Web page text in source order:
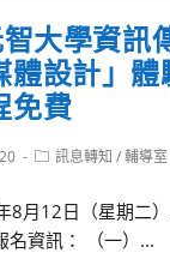
大學資訊
設計」體
免費
Post訊息轉知 / 輔導室
8月12日（星期二
名資訊： （一）...